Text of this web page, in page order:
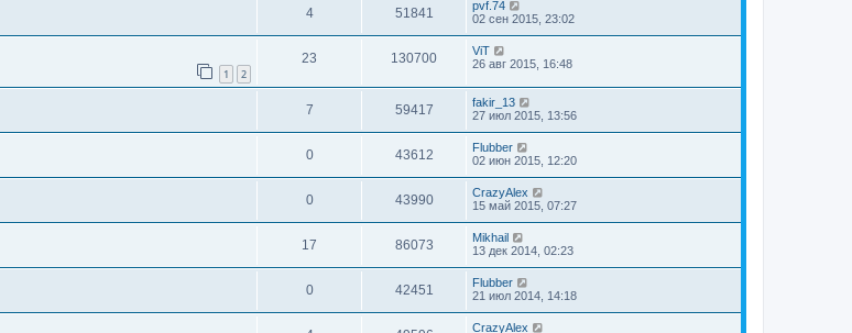
4 51841
pvf.74
02 сен 2015, 23:02
1 2
23 130700
ViT
26 авг 2015, 16:48
7 59417
fakir_13
27 июл 2015, 13:56
0 43612
Flubber
02 июн 2015, 12:20
0 43990
CrazyAlex
15 май 2015, 07:27
17 86073
Mikhail
13 дек 2014, 02:23
0 42451
Flubber
21 июл 2014, 14:18
CrazyAlex